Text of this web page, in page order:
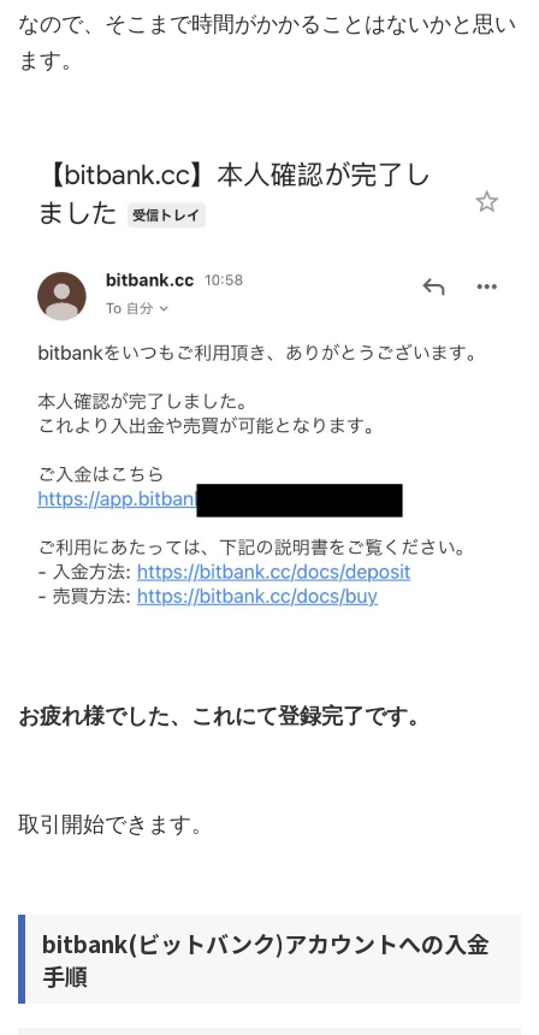
なので、そこまで時間がかかることはないかと思い
ます。
お疲れ様でした、これにて登録完了です。
取引開始できます。
bitbank(ビットバンク)アカウントへの入金
手順